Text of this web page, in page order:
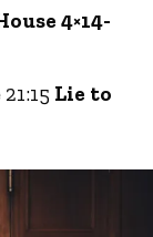
4×14-
Lie to